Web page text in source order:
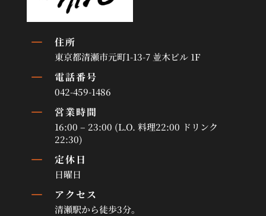
K 住所
東京都清瀬市元町1-13-7 並木ビル 1F
K 電話番号
042-459-1486
K 営業時間
16:00 – 23:00 (L.O. 料理22:00 ドリンク
22:30)
K 定休日
日曜日
K アクセス
清瀬駅から徒歩3分。